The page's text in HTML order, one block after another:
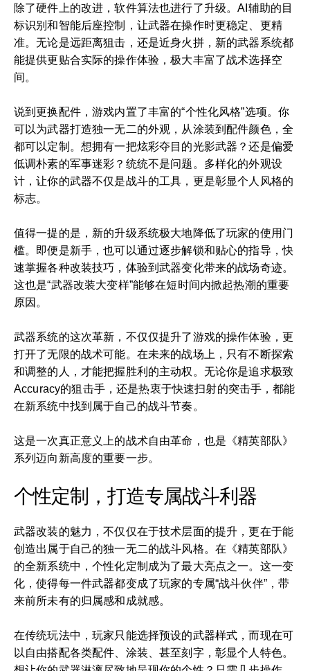
除了硬件上的改进，软件算法也进行了升级。AI辅助的目
标识别和智能后座控制，让武器在操作时更稳定、更精
准。无论是远距离狙击，还是近身火拼，新的武器系统都
能提供更贴合实际的操作体验，极大丰富了战术选择空
间。
说到更换配件，游戏内置了丰富的“个性化风格”选项。你
可以为武器打造独一无二的外观，从涂装到配件颜色，全
都可以定制。想拥有一把炫彩夺目的光影武器？还是偏爱
低调朴素的军事迷彩？统统不是问题。多样化的外观设
计，让你的武器不仅是战斗的工具，更是彰显个人风格的
标志。
值得一提的是，新的升级系统极大地降低了玩家的使用门
槛。即便是新手，也可以通过逐步解锁和贴心的指导，快
速掌握各种改装技巧，体验到武器变化带来的战场奇迹。
这也是“武器改装大变样”能够在短时间内掀起热潮的重要
原因。
武器系统的这次革新，不仅仅提升了游戏的操作体验，更
打开了无限的战术可能。在未来的战场上，只有不断探索
和调整的人，才能把握胜利的主动权。无论你是追求极致
Accuracy的狙击手，还是热衷于快速扫射的突击手，都能
在新系统中找到属于自己的战斗节奏。
这是一次真正意义上的战术自由革命，也是《精英部队》
系列迈向新高度的重要一步。
个性定制，打造专属战斗利器
武器改装的魅力，不仅仅在于技术层面的提升，更在于能
创造出属于自己的独一无二的战斗风格。在《精英部队》
的全新系统中，个性化定制成为了最大亮点之一。这一变
化，使得每一件武器都变成了玩家的专属“战斗伙伴”，带
来前所未有的归属感和成就感。
在传统玩法中，玩家只能选择预设的武器样式，而现在可
以自由搭配各类配件、涂装、甚至刻字，彰显个人特色。